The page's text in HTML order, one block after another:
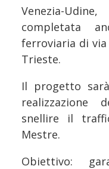
Venezia-
completata
ferroviaria di via
Trieste.
Il progetto
realizzazione
snellire il
Mestre.
Obiettivo: